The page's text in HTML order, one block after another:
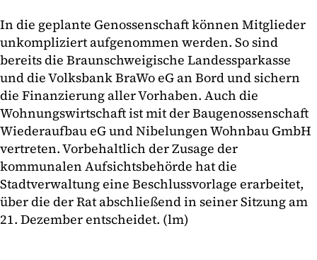
In die geplante Genossenschaft können Mitglieder
unkompliziert aufgenommen werden. So sind
bereits die Braunschweigische Landessparkasse
und die Volksbank BraWo eG an Bord und sichern
die Finanzierung aller Vorhaben. Auch die
Wohnungswirtschaft ist mit der Baugenossenschaft
Wiederaufbau eG und Nibelungen Wohnbau GmbH
vertreten. Vorbehaltlich der Zusage der
kommunalen Aufsichtsbehörde hat die
Stadtverwaltung eine Beschlussvorlage erarbeitet,
über die der Rat abschließend in seiner Sitzung am
21. Dezember entscheidet. (lm)